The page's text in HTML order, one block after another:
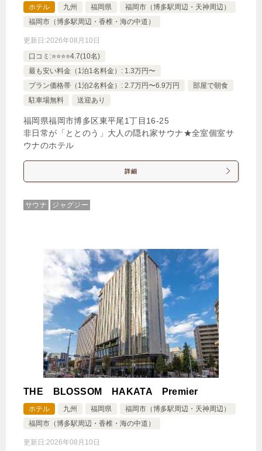
ホテル 九州 福岡県
福岡市（博多駅周辺・天神周辺）
福岡市（博多駅周辺・香椎・海の中道）
更新日:2026年08月10日
口コミ:⭐️⭐️⭐️⭐️4.7(10名)
最も安い料金（1泊1名料金）: 1.3万円〜
プラン価格帯（1泊2名料金）: 2.7万円〜6.9万円
部屋で朝食
駐車場無料
送迎あり
福岡県福岡市博多区東平尾1丁目16‐25
非日常が「ととのう」大人の隠れ家サウナ★全室個室サ
ウナのホテル
詳細
サウナ ジャグジー
THE BLOSSOM HAKATA Premier
ホテル 九州 福岡県
福岡市（博多駅周辺・天神周辺）
福岡市（博多駅周辺・香椎・海の中道）
更新日:2026年08月10日